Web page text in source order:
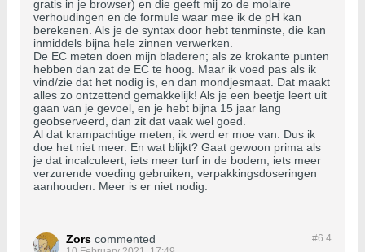
gratis in je browser) en die geeft mij zo de molaire
verhoudingen en de formule waar mee ik de pH kan
berekenen. Als je de syntax door hebt tenminste, die kan
inmiddels bijna hele zinnen verwerken.
De EC meten doen mijn bladeren; als ze krokante punten
hebben dan zat de EC te hoog. Maar ik voed pas als ik
vind/zie dat het nodig is, en dan mondjesmaat. Dat maakt
alles zo ontzettend gemakkelijk! Als je een beetje leert uit
gaan van je gevoel, en je hebt bijna 15 jaar lang
geobserveerd, dan zit dat vaak wel goed.
Al dat krampachtige meten, ik werd er moe van. Dus ik
doe het niet meer. En wat blijkt? Gaat gewoon prima als
je dat incalculeert; iets meer turf in de bodem, iets meer
verzurende voeding gebruiken, verpakkingsdoseringen
aanhouden. Meer is er niet nodig.
#6.4
Zors commented